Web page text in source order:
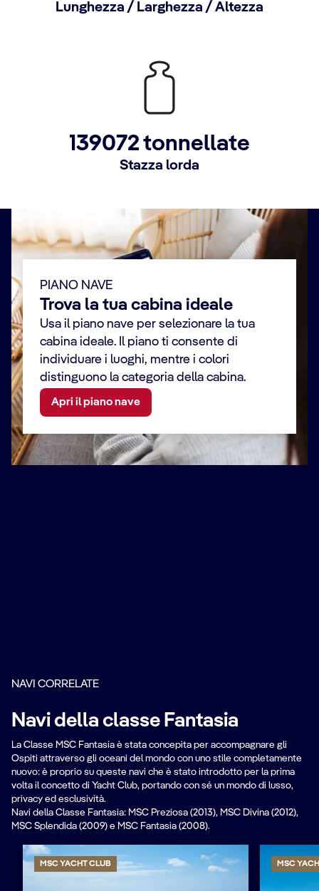
Lunghezza / Larghezza / Altezza
139072 tonnellate
Stazza lorda
PIANO NAVE
Trova la tua cabina ideale
Usa il piano nave per selezionare la tua
cabina ideale. Il piano ti consente di
individuare i luoghi, mentre i colori
distinguono la categoria della cabina.
Apri il piano nave
NAVI CORRELATE
Navi della classe Fantasia
La Classe MSC Fantasia è stata concepita per accompagnare gli
Ospiti attraverso gli oceani del mondo con uno stile completamente
nuovo: è proprio su queste navi che è stato introdotto per la prima
volta il concetto di Yacht Club, portando con sé un mondo di lusso,
privacy ed esclusività.
Navi della Classe Fantasia: MSC Preziosa (2013), MSC Divina (2012),
MSC Splendida (2009) e MSC Fantasia (2008).
MSC YACHT CLUB MSC